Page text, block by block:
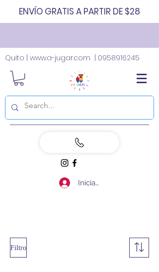
ENVÍO GRATIS A PARTIR DE $28
Quito | www.a-jugar.com 0958916245
Iniciar sesión
Filtro